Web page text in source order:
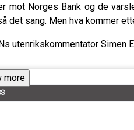
mot Norges Bank og de
det sang. Men hva kommer
utenrikskommentator Simen
more